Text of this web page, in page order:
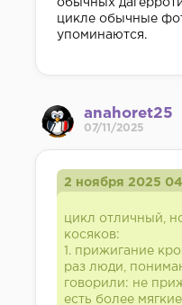
обычных
цикле обычные
упоминаются.
anahoret25
07/11/2025
2 ноября 2025
цикл отличный,
косяков:
1. прижигание
раз люди,
говорили: не
есть более